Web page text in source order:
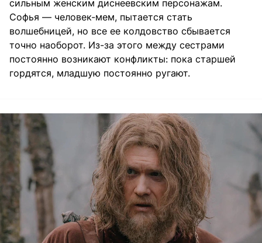
сильным женским диснеевским персонажам.
Софья — человек-мем, пытается стать
волшебницей, но все ее колдовство сбывается
точно наоборот. Из-за этого между сестрами
постоянно возникают конфликты: пока старшей
гордятся, младшую постоянно ругают.